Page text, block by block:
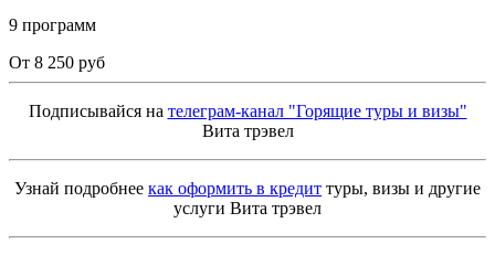
9 программ
От 8 250 руб
Подписывайся на телеграм-канал "Горящие туры и визы"
Вита трэвел
Узнай подробнее как оформить в кредит туры, визы и другие
услуги Вита трэвел